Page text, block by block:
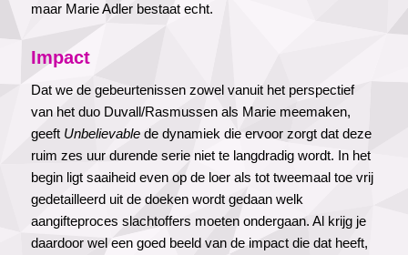
maar Marie Adler bestaat echt.
Impact
Dat we de gebeurtenissen zowel vanuit het perspectief
van het duo Duvall/Rasmussen als Marie meemaken,
geeft Unbelievablede dynamiek die ervoor zorgt dat deze
ruim zes uur durende serie niet te langdradig wordt. In het
begin ligt saaiheid even op de loer als tot tweemaal toe vrij
gedetailleerd uit de doeken wordt gedaan welk
aangifteproces slachtoffers moeten ondergaan. Al krijg je
daardoor wel een goed beeld van de impact die dat heeft,